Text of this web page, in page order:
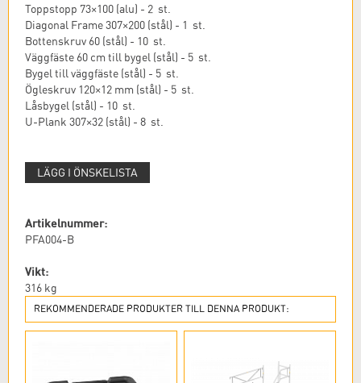
Toppstopp 73×100 (alu) - 2 st.
Diagonal Frame 307×200 (stål) - 1 st.
Bottenskruv 60 (stål) - 10 st.
Väggfäste 60 cm till bygel (stål) - 5 st.
Bygel till väggfäste (stål) - 5 st.
Ögleskruv 120×12 mm (stål) - 5 st.
Låsbygel (stål) - 10 st.
U-Plank 307×32 (stål) - 8 st.
LÄGG I ÖNSKELISTA
Artikelnummer:
PFA004-B
Vikt:
316 kg
REKOMMENDERADE PRODUKTER TILL DENNA PRODUKT: